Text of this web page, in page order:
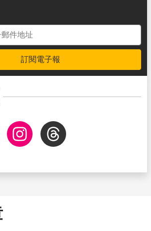
訂閱電子報
InstagramThreads